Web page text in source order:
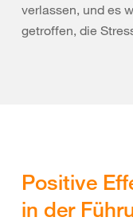
verlassen, und es
getroffen, die
Positive
in der